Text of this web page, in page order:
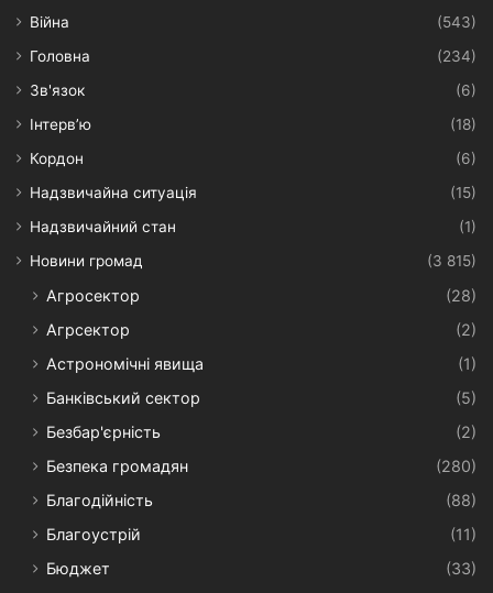
Війна
(543)
Головна
(234)
Зв'язок
(6)
Інтерв’ю
(18)
Кордон
(6)
Надзвичайна ситуація
(15)
Надзвичайний стан
(1)
Новини громад
(3 815)
Агросектор
(28)
Агрсектор
(2)
Астрономічні явища
(1)
Банківський сектор
(5)
Безбар'єрність
(2)
Безпека громадян
(280)
Благодійність
(88)
Благоустрій
(11)
Бюджет
(33)